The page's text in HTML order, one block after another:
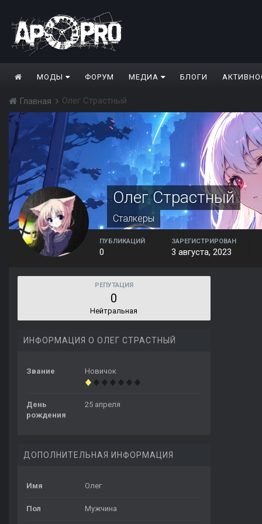
МОДЫ ФОРУМ МЕДИА БЛОГИ
Главная Олег Страстный
Олег Страстный
Сталкеры
ПУБЛИКАЦИЙ
0
ЗАРЕГИСТРИРОВАН
3 августа, 2023
РЕПУТАЦИЯ
0
Нейтральная
ИНФОРМАЦИЯ О ОЛЕГ СТРАСТНЫЙ
Звание Новичок
День
рождения
25 апреля
ДОПОЛНИТЕЛЬНАЯ ИНФОРМАЦИЯ
Имя Олег
Пол Мужчина